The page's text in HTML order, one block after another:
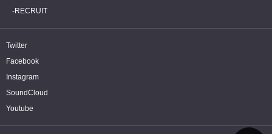
RECRUIT
Twitter
Facebook
Instagram
SoundCloud
Youtube